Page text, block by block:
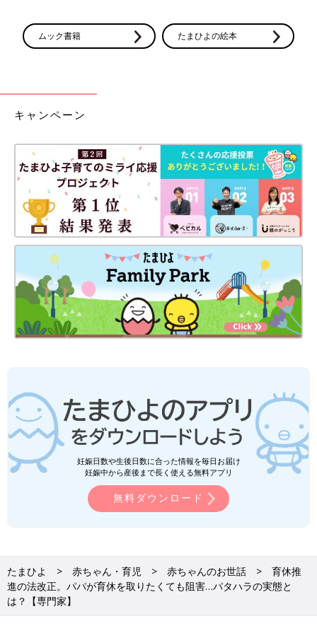
ムック書籍 たまひよの絵本
キャンペーン
妊娠日数や生後日数に合った情報を毎日お届け
妊娠中から産後まで長く使える無料アプリ
無料ダウンロード
たまひよ 赤ちゃん・育児 赤ちゃんのお世話
育休推
進の法改正。パパが育休を取りたくても阻害…パタハラの実態と
は？【専門家】